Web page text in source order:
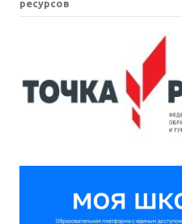
ресурсов